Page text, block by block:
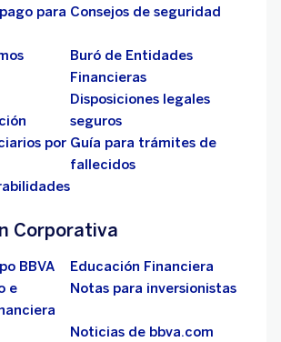
para Consejos de seguridad
Buró de Entidades
Financieras
Disposiciones legales
seguros
por Guía para trámites de
fallecidos
Corporativa
BBVA
Educación Financiera
e
Notas para inversionistas
Noticias de bbva.com